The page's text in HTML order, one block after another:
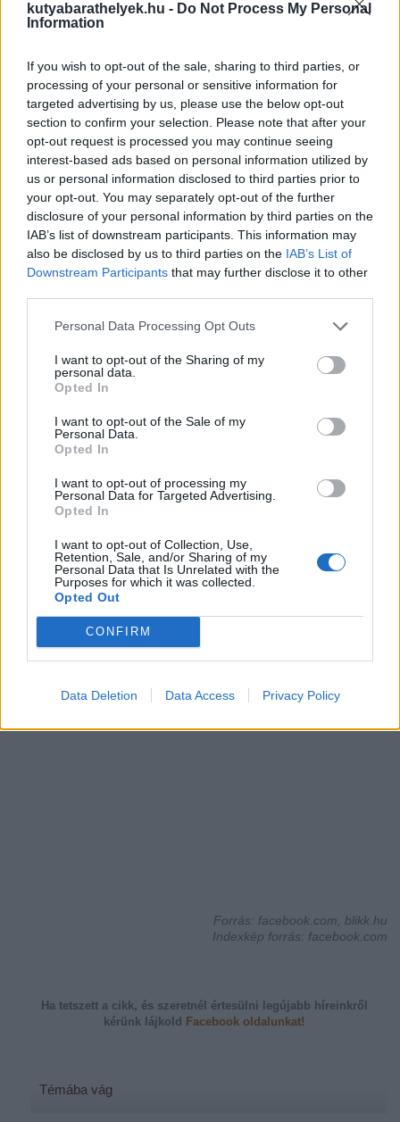
kutyabarathelyek.hu - Do Not Process My Personal
Information
If you wish to opt-out of the sale, sharing to third parties, or
processing of your personal or sensitive information for
targeted advertising by us, please use the below opt-out
section to confirm your selection. Please note that after your
opt-out request is processed you may continue seeing
interest-based ads based on personal information utilized by
us or personal information disclosed to third parties prior to
your opt-out. You may separately opt-out of the further
disclosure of your personal information by third parties on the
IAB’s list of downstream participants. This information may
also be disclosed by us to third parties on the IAB’s List of
Downstream Participants that may further disclose it to other
Personal Data Processing Opt Outs
I want to opt-out of the Sharing of my
personal data.
Opted In
I want to opt-out of the Sale of my
Personal Data.
Opted In
I want to opt-out of processing my
Personal Data for Targeted Advertising.
Opted In
I want to opt-out of Collection, Use,
Retention, Sale, and/or Sharing of my
Personal Data that Is Unrelated with the
Purposes for which it was collected.
Opted Out
CONFIRM
Data Deletion Data Access Privacy Policy
Forrás: facebook.com, blikk.hu
Indexkép forrás: facebook.com
Ha tetszett a cikk, és szeretnél értesülni legújabb híreinkről
kérünk lájkold Facebook oldalunkat!
Témába vág